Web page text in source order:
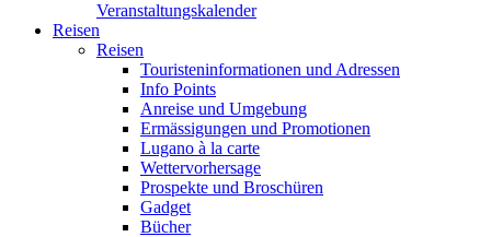
Veranstaltungskalender
Reisen
Reisen
Touristeninformationen und Adressen
Info Points
Anreise und Umgebung
Ermässigungen und Promotionen
Lugano à la carte
Wettervorhersage
Prospekte und Broschüren
Gadget
Bücher